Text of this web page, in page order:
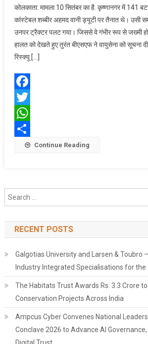
जवान
को
बचाने
के
रेस्कूय
कोलकाता: मामला 10 सितंबर का है. कृष्णानगर में 141
कांस्टेबल शब्बीर अहमद वानी ड्यूटी पर तैनात थे। उसी
उनपर ट्रैक्टर पलट गया। जिससे वे गंभीर रूप से जख्मी
हालत को देखते हुए तुरंत बीएसएफ ने वायुसेना को सूचना
रिस्क्यू […]
Facebook
Twitter
WhatsApp
Share Continue Reading
RECENT POSTS
Galgotias University and Larsen & Toubro
Industry Integrated Specialisations for the
The Habitats Trust Awards Rs. 3.3 Crore
Conservation Projects Across India
Ampcus Cyber Convenes National Leaders
Conclave 2026 to Advance AI